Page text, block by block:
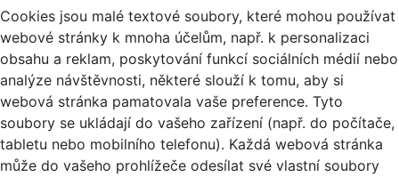
Cookies jsou malé textové soubory, které mohou používat
webové stránky k mnoha účelům, např. k personalizaci
obsahu a reklam, poskytování funkcí sociálních médií nebo
analýze návštěvnosti, některé slouží k tomu, aby si
webová stránka pamatovala vaše preference. Tyto
soubory se ukládají do vašeho zařízení (např. do počítače,
tabletu nebo mobilního telefonu). Každá webová stránka
může do vašeho prohlížeče odesílat své vlastní soubory